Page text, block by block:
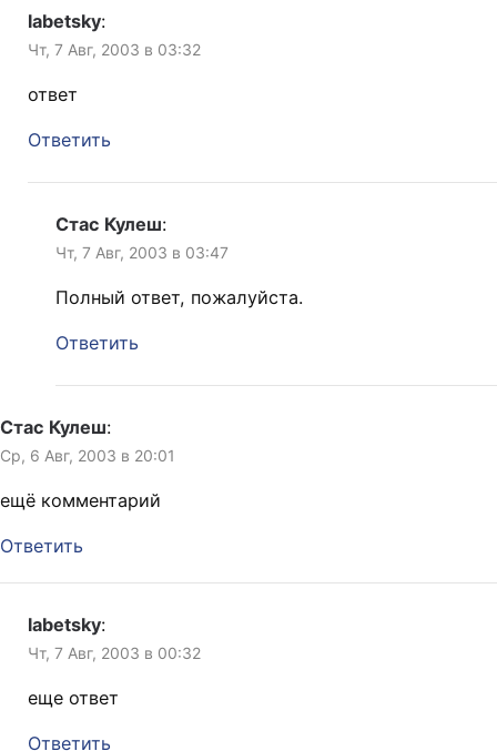
labetsky:
Чт, 7 Авг, 2003 в 03:32
ответ
Ответить
Стас Кулеш:
Чт, 7 Авг, 2003 в 03:47
Полный ответ, пожалуйста.
Ответить
Стас Кулеш:
Ср, 6 Авг, 2003 в 20:01
ещё комментарий
Ответить
labetsky:
Чт, 7 Авг, 2003 в 00:32
еще ответ
Ответить